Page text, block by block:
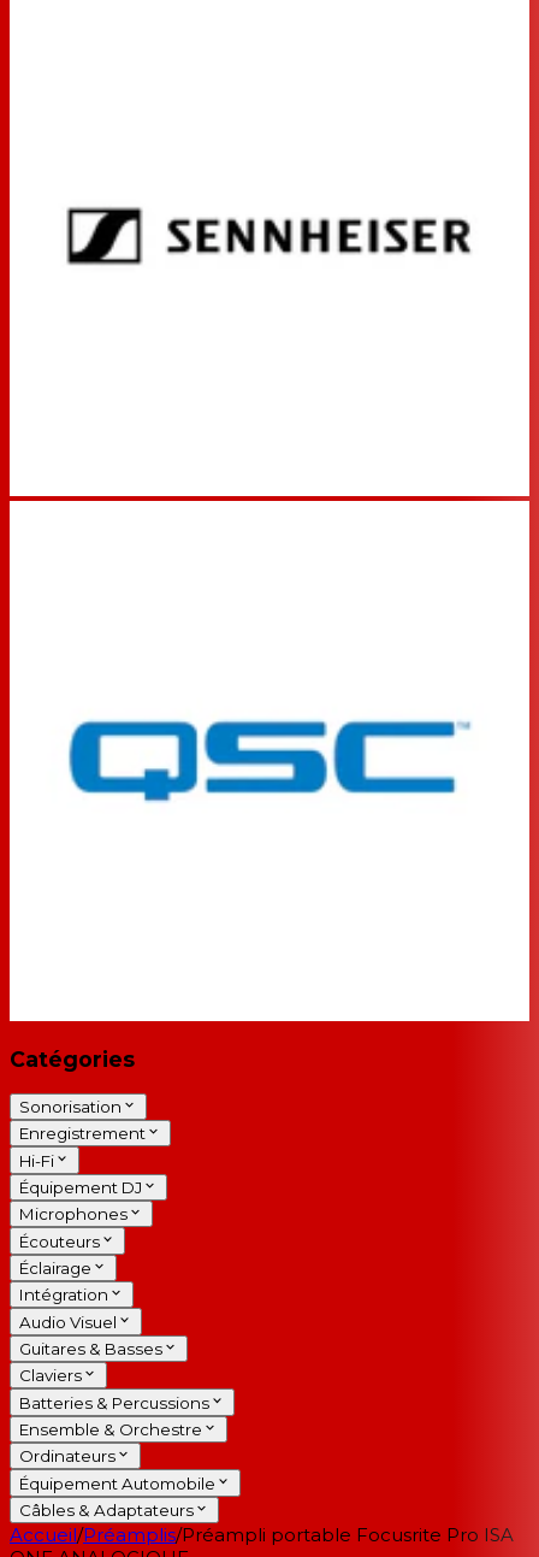
Catégories
Sonorisation
Enregistrement
Hi-Fi
Équipement DJ
Microphones
Écouteurs
Éclairage
Intégration
Audio Visuel
Guitares & Basses
Claviers
Batteries & Percussions
Ensemble & Orchestre
Ordinateurs
Équipement Automobile
Câbles & Adaptateurs
Accueil/Préamplis/Préampli portable Focusrite Pro ISA